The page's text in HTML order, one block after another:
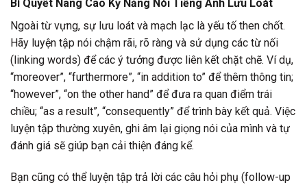
Bí Quyết Nâng Cao Kỹ Năng Nói Tiếng Anh Lưu Loát
Ngoài từ vựng, sự lưu loát và mạch lạc là yếu tố then chốt.
Hãy luyện tập nói chậm rãi, rõ ràng và sử dụng các từ nối
(linking words) để các ý tưởng được liên kết chặt chẽ. Ví dụ,
“moreover”, “furthermore”, “in addition to” để thêm thông tin;
“however”, “on the other hand” để đưa ra quan điểm trái
chiều; “as a result”, “consequently” để trình bày kết quả. Việc
luyện tập thường xuyên, ghi âm lại giọng nói của mình và tự
đánh giá sẽ giúp bạn cải thiện đáng kể.
Bạn cũng có thể luyện tập trả lời các câu hỏi phụ (follow-up